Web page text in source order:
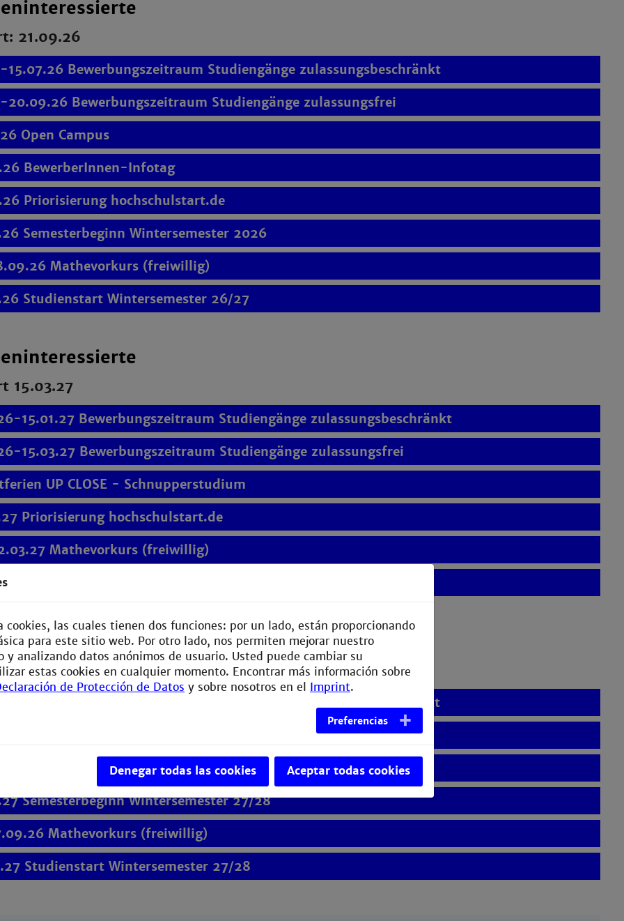
21.09.26
15.07.26 Bewerbungszeitraum Studiengänge zulassungsbeschränkt
20.09.26 Bewerbungszeitraum Studiengänge zulassungsfrei
Open Campus
BewerberInnen-Infotag
Priorisierung hochschulstart.de
Semesterbeginn Wintersemester 2026
Mathevorkurs (freiwillig)
Studienstart Wintersemester 26/27
15.03.27
15.01.27 Bewerbungszeitraum Studiengänge zulassungsbeschränkt
15.03.27 Bewerbungszeitraum Studiengänge zulassungsfrei
UP CLOSE - Schnupperstudium
Priorisierung hochschulstart.de
Mathevorkurs (freiwillig)
Studienstart Sommersemester 27
20.09.27
15.07.27 Bewerbungszeitraum Studiengänge zulassungsbeschränkt
19.09.27 Bewerbungszeitraum Studiengänge zulassungsfrei
Priorisierung hochschulstart.de
Semesterbeginn Wintersemester 27/28
Mathevorkurs (freiwillig)
Studienstart Wintersemester 27/28
las cuales tienen dos funciones: por un lado, están proporcionando
para este sitio web. Por otro lado, nos permiten mejorar nuestro
y analizando datos anónimos de usuario. Usted puede cambiar su
estas cookies en cualquier momento. Encontrar más información sobre
de Protección de Datos y sobre nosotros en el Imprint.
Preferencias
Denegar todas las cookies Aceptar todas cookies